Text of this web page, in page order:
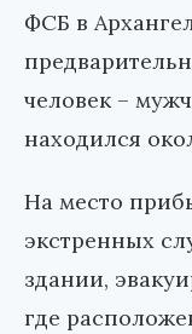
ФСБ в
человек –
находился
На место
экстренных
здании,
где